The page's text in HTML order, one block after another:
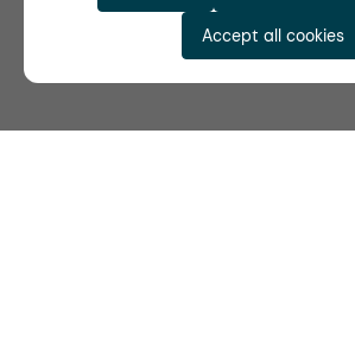
Accept all cookies